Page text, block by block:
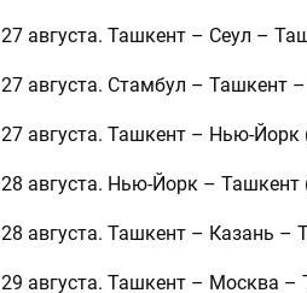
27 августа. Ташкент – Сеул –
27 августа. Стамбул – Ташкент
27 августа. Ташкент – Нью-Йорк
28 августа. Нью-Йорк – Ташкент
28 августа. Ташкент – Казань –
29 августа. Ташкент – Москва –